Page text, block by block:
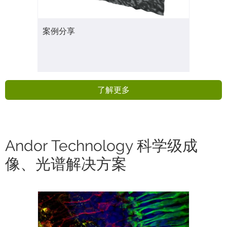
案例分享
了解更多
Andor Technology 科学级成
像、光谱解决方案